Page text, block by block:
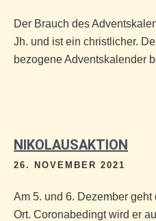
Der Brauch des
Jh. und ist ein christlicher.
bezogene Adventskalender
NIKOLAUSAKTION
26. NOVEMBER 2021
Am 5. und 6. Dezember
Ort. Coronabedingt wird er